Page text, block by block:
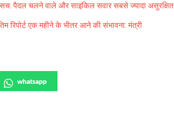
पैदल चलने वाले और साइकिल सवार सबसे ज्यादा असुरक्षित
रिपोर्ट एक महीने के भीतर आने की संभावना: मंत्री
whatsapp